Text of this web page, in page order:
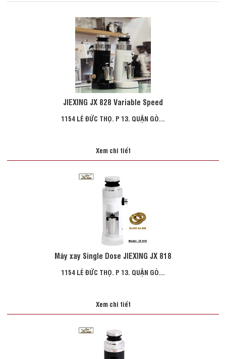
JIEXING JX 828 Variable Speed
1154 LÊ ĐỨC THỌ. P 13. QUẬN GÒ...
Xem chi tiết
Máy xay Single Dose JIEXING JX 818
1154 LÊ ĐỨC THỌ. P 13. QUẬN GÒ...
Xem chi tiết